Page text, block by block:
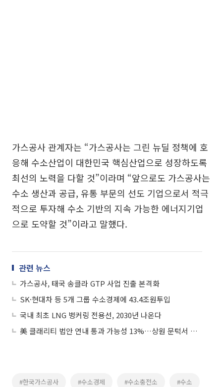
가스공사 관계자는 “가스공사는 그린 뉴딜 정책에 호
응해 수소산업이 대한민국 핵심산업으로 성장하도록
최선의 노력을 다할 것”이라며 “앞으로도 가스공사는
수소 생산과 공급, 유통 부문의 선도 기업으로서 적극
적으로 투자해 수소 기반의 지속 가능한 에너지기업
으로 도약할 것”이라고 말했다.
관련 뉴스
가스공사, 태국 송클라 GTP 사업 진출 본격화
SK·현대차 등 5개 그룹 수소경제에 43.4조원투입
국내 최초 LNG 벙커링 전용선, 2030년 나온다
美 클래리티 법안 연내 통과 가능성 13%…상원 문턱서 제동
#한국가스공사 #수소경제 #수소충전소 #수소